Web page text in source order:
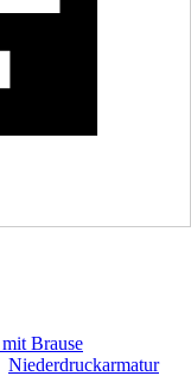
Brause
Niederdruckarmatur